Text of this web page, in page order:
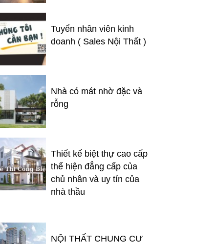
Tuyển nhân viên kinh
doanh ( Sales Nội Thất )
Nhà có mát nhờ đặc và
rỗng
Thiết kế biệt thự cao cấp
thể hiện đẳng cấp của
chủ nhân và uy tín của
nhà thầu
NỘI THẤT CHUNG CƯ